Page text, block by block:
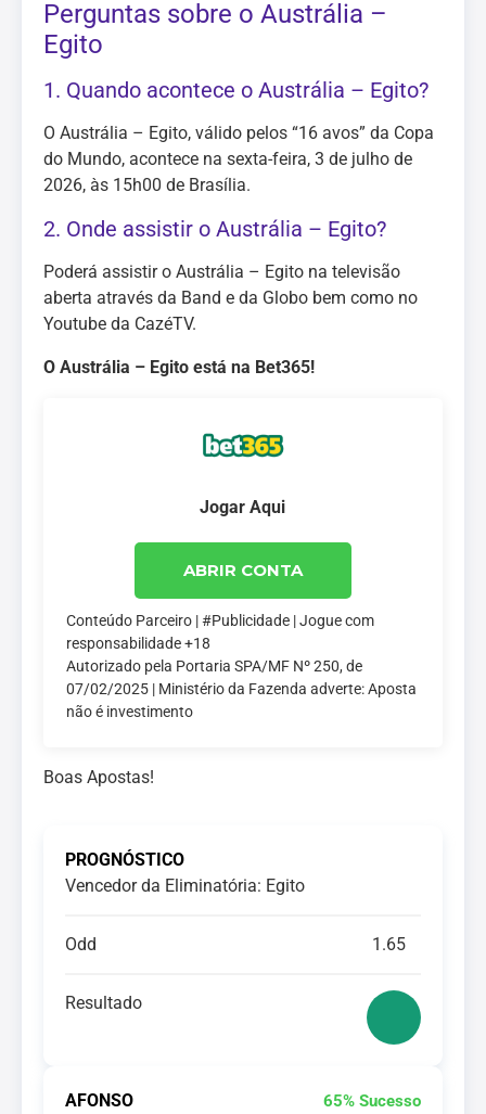
Perguntas sobre o Austrália –
Egito
1. Quando acontece o Austrália – Egito?
O Austrália – Egito, válido pelos “16 avos” da Copa
do Mundo, acontece na sexta-feira, 3 de julho de
2026, às 15h00 de Brasília.
2. Onde assistir o Austrália – Egito?
Poderá assistir o Austrália – Egito na televisão
aberta através da Band e da Globo bem como no
Youtube da CazéTV.
O Austrália – Egito está na Bet365!
Jogar Aqui
ABRIR CONTA
Conteúdo Parceiro | #Publicidade | Jogue com
responsabilidade +18
Autorizado pela Portaria SPA/MF Nº 250, de
07/02/2025 | Ministério da Fazenda adverte: Aposta
não é investimento
Boas Apostas!
PROGNÓSTICO
Vencedor da Eliminatória: Egito
Odd 1.65
Resultado
AFONSO 65% Sucesso